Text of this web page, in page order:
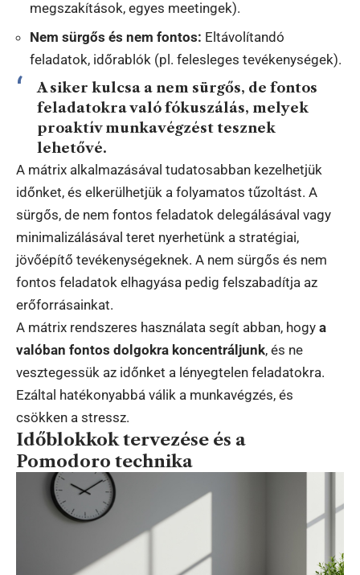
megszakítások, egyes meetingek).
Nem sürgős és nem fontos: Eltávolítandó
feladatok, időrablók (pl. felesleges tevékenységek).
A siker kulcsa a nem sürgős, de fontos
feladatokra való fókuszálás, melyek
proaktív munkavégzést tesznek
lehetővé.
A mátrix alkalmazásával tudatosabban kezelhetjük
időnket, és elkerülhetjük a folyamatos tűzoltást. A
sürgős, de nem fontos feladatok delegálásával vagy
minimalizálásával teret nyerhetünk a stratégiai,
jövőépítő tevékenységeknek. A nem sürgős és nem
fontos feladatok elhagyása pedig felszabadítja az
erőforrásainkat.
A mátrix rendszeres használata segít abban, hogy a
valóban fontos dolgokra koncentráljunk, és ne
vesztegessük az időnket a lényegtelen feladatokra.
Ezáltal hatékonyabbá válik a munkavégzés, és
csökken a stressz.
Időblokkok tervezése és a
Pomodoro technika